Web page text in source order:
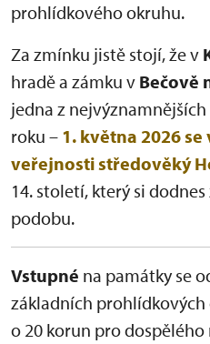
prohlídkového okruhu.
Za zmínku jistě stojí, že v
hradě a zámku v Bečově
jedna z
roku – 1. května 2026
veřejnosti středověký
14. století, který si
podobu.
Vstupné na památky se
základních prohlídkových
o 20 korun pro